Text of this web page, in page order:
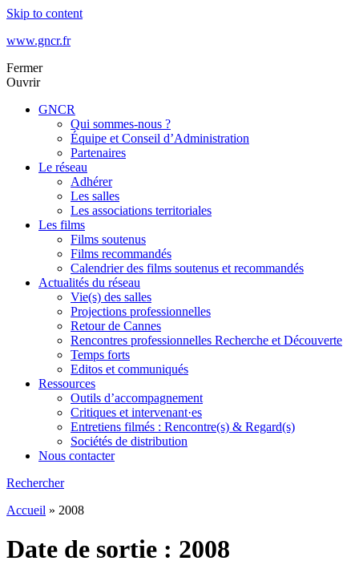
Skip to content
www.gncr.fr
Fermer
Ouvrir
GNCR
Qui sommes-nous ?
Équipe et Conseil d’Administration
Partenaires
Le réseau
Adhérer
Les salles
Les associations territoriales
Les films
Films soutenus
Films recommandés
Calendrier des films soutenus et recommandés
Actualités du réseau
Vie(s) des salles
Projections professionnelles
Retour de Cannes
Rencontres professionnelles Recherche et Découverte
Temps forts
Editos et communiqués
Ressources
Outils d’accompagnement
Critiques et intervenant·es
Entretiens filmés : Rencontre(s) & Regard(s)
Sociétés de distribution
Nous contacter
Rechercher
Accueil » 2008
Date de sortie : 2008